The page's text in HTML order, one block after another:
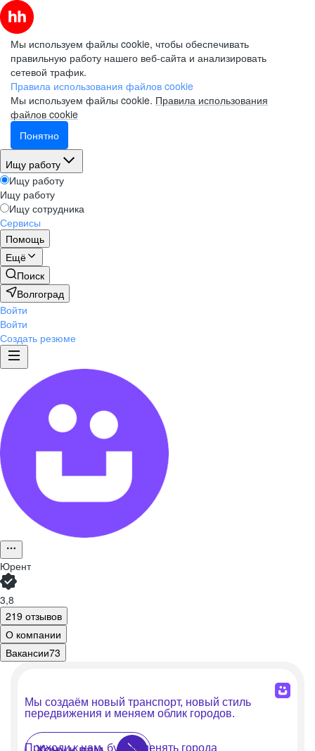
Мы используем файлы cookie, чтобы обеспечивать
правильную работу нашего веб-сайта и анализировать
сетевой трафик.
Правила использования файлов cookie
Мы используем файлы cookie. Правила использования
файлов cookie
Понятно
Ищу работу
Ищу работу
Ищу работу
Ищу сотрудника
Сервисы
Помощь
Ещё
Поиск
Волгоград
Войти
Войти
Создать резюме
Юрент
3,8
219 отзывов
О компании
Вакансии73
Мы создаём новый транспорт, новый стиль
передвижения и меняем облик городов.
Приходи к нам, будем менять города